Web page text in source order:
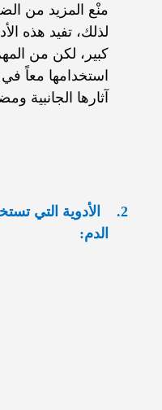
منْع المزيد من
لذلك، تفيد هذه
كبير، لكن من
استخدامها معاً
آثارها الجانبية
2.
الأدوية التي
الدم: